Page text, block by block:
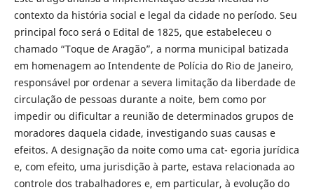
contexto da história social e legal da cidade no período. Seu
principal foco será o Edital de 1825, que estabeleceu o
chamado “Toque de Aragão”, a norma municipal batizada
em homenagem ao Intendente de Polícia do Rio de Janeiro,
responsável por ordenar a severa limitação da liberdade de
circulação de pessoas durante a noite, bem como por
impedir ou dificultar a reunião de determinados grupos de
moradores daquela cidade, investigando suas causas e
efeitos. A designação da noite como uma cat- egoria jurídica
e, com efeito, uma jurisdição à parte, estava relacionada ao
controle dos trabalhadores e, em particular, à evolução do